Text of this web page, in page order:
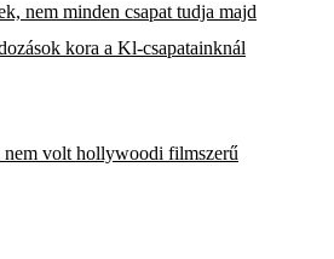
nem minden csapat tudja majd
kora a Kl-csapatainknál
volt hollywoodi filmszerű